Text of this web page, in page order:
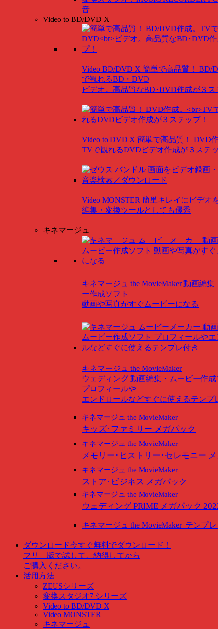
音
Video to BD/DVD X
Video BD/DVD X 簡単で高品質！ BD/
で観れるBD・DVD
ビデオ。高品質なBD･DVD作成が３ス
Video to DVD X 簡単で高品質！ DVD
TVで観れるDVDビデオ作成が３ステ
Video MONSTER 簡単キレイにビデオ
編集・変換ツールとしても優秀
キネマージュ
キネマージュ the MovieMaker 動画編集
ー作成ソフト
動画や写真がすぐムービーになる
キネマージュ the MovieMaker
ウェディング 動画編集・ムービー作成
プロフィールや
エンドロールなどすぐに使えるテンプ
キネマージュ the MovieMaker
キッズ･ファミリー メガパック
キネマージュ the MovieMaker
メモリー･ヒストリー･セレモニー
キネマージュ the MovieMaker
ストア･ビジネス メガパック
キネマージュ the MovieMaker
ウェディング PRIME メガパック
キネマージュ the MovieMakerテンプ
ダウンロード今すぐ無料でダウンロード！
フリー版で試して、納得してから
ご購入ください。
活用方法
ZEUSシリーズ
変換スタジオ7 シリーズ
Video to BD/DVD X
Video MONSTER
キネマージュ